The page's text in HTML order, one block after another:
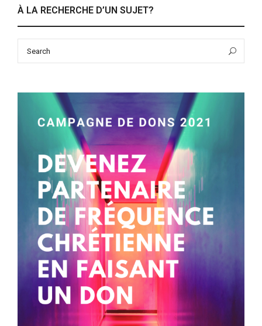
À LA RECHERCHE D’UN SUJET?